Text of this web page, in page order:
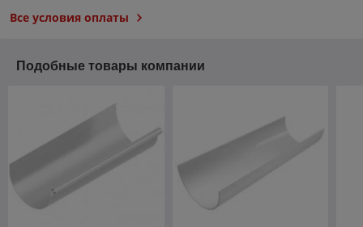
Все условия оплаты
Подобные товары компании